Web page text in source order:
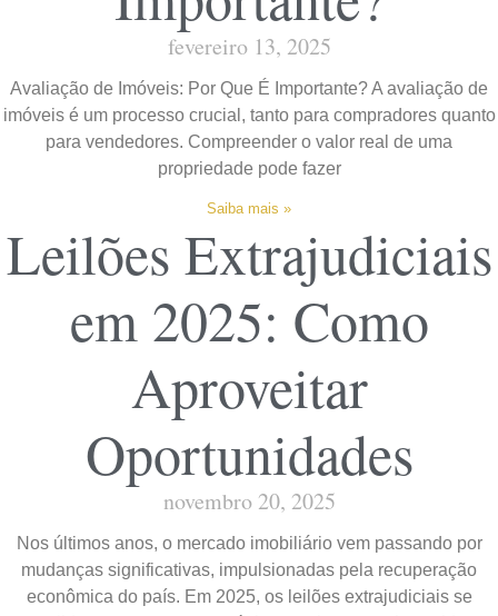
fevereiro 13, 2025
Avaliação de Imóveis: Por Que É Importante? A avaliação de
imóveis é um processo crucial, tanto para compradores quanto
para vendedores. Compreender o valor real de uma
propriedade pode fazer
Saiba mais »
Leilões Extrajudiciais
em 2025: Como
Aproveitar
Oportunidades
novembro 20, 2025
Nos últimos anos, o mercado imobiliário vem passando por
mudanças significativas, impulsionadas pela recuperação
econômica do país. Em 2025, os leilões extrajudiciais se